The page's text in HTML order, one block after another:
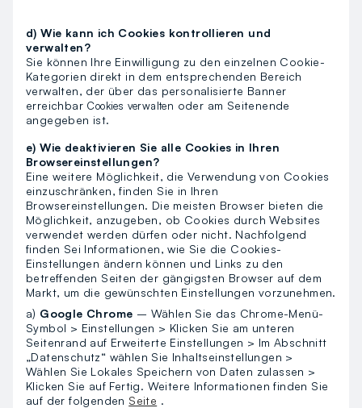
d) Wie kann ich Cookies kontrollieren und
verwalten?
Sie können Ihre Einwilligung zu den einzelnen Cookie-
Kategorien direkt in dem entsprechenden Bereich
verwalten, der über das personalisierte Banner
erreichbar Cookies verwalten oder am Seitenende
angegeben ist.
e) Wie deaktivieren Sie alle Cookies in Ihren
Browsereinstellungen?
Eine weitere Möglichkeit, die Verwendung von Cookies
einzuschränken, finden Sie in Ihren
Browsereinstellungen. Die meisten Browser bieten die
Möglichkeit, anzugeben, ob Cookies durch Websites
verwendet werden dürfen oder nicht. Nachfolgend
finden Sei Informationen, wie Sie die Cookies-
Einstellungen ändern können und Links zu den
betreffenden Seiten der gängigsten Browser auf dem
Markt, um die gewünschten Einstellungen vorzunehmen.
a) Google Chrome – Wählen Sie das Chrome-Menü-
Symbol > Einstellungen > Klicken Sie am unteren
Seitenrand auf Erweiterte Einstellungen > Im Abschnitt
„Datenschutz“ wählen Sie Inhaltseinstellungen >
Wählen Sie Lokales Speichern von Daten zulassen >
Klicken Sie auf Fertig. Weitere Informationen finden Sie
auf der folgenden Seite .